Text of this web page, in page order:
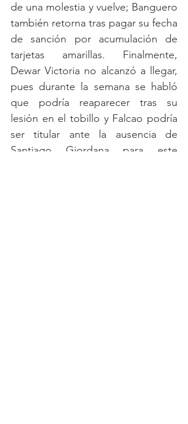
de una molestia y vuelve; Banguero
también retorna tras pagar su fecha
de sanción por acumulación de
tarjetas amarillas. Finalmente,
Dewar Victoria no alcanzó a llegar,
pues durante la semana se habló
que podría reaparecer tras su
lesión en el tobillo y Falcao podría
ser titular ante la ausencia de
Santiago Giordana para este